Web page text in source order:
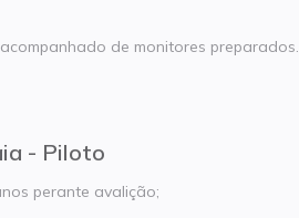
de monitores preparados.
- Piloto
perante avalição;